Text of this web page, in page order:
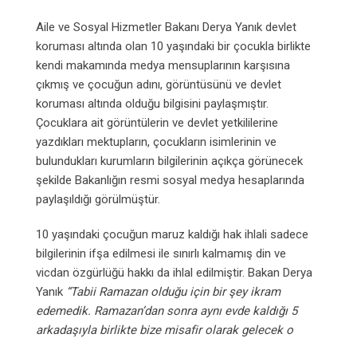
Aile ve Sosyal Hizmetler Bakanı Derya Yanık devlet
koruması altında olan 10 yaşındaki bir çocukla birlikte
kendi makamında medya mensuplarının karşısına
çıkmış ve çocuğun adını, görüntüsünü ve devlet
koruması altında olduğu bilgisini paylaşmıştır.
Çocuklara ait görüntülerin ve devlet yetkililerine
yazdıkları mektupların, çocukların isimlerinin ve
bulundukları kurumların bilgilerinin açıkça görünecek
şekilde Bakanlığın resmi sosyal medya hesaplarında
paylaşıldığı görülmüştür.
10 yaşındaki çocuğun maruz kaldığı hak ihlali sadece
bilgilerinin ifşa edilmesi ile sınırlı kalmamış din ve
vicdan özgürlüğü hakkı da ihlal edilmiştir. Bakan Derya
Yanık “Tabii Ramazan olduğu için bir şey ikram
edemedik. Ramazan’dan sonra aynı evde kaldığı 5
arkadaşıyla birlikte bize misafirolarak gelecek o